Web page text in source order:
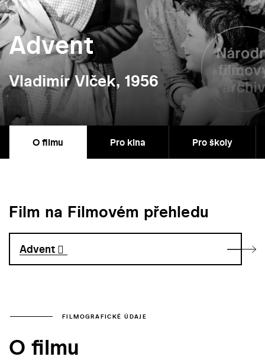
Advent
Vladimír Vlček, 1956
O filmu Pro kina Pro školy
Film na Filmovém přehledu
Advent
FILMOGRAFICKÉ ÚDAJE
O filmu